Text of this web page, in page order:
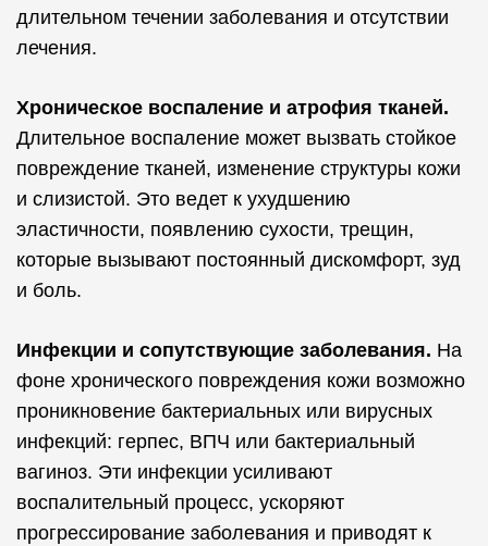
длительном течении заболевания и отсутствии
лечения.
Хроническое воспаление и атрофия тканей.
Длительное воспаление может вызвать стойкое
повреждение тканей, изменение структуры кожи
и слизистой. Это ведет к ухудшению
эластичности, появлению сухости, трещин,
которые вызывают постоянный дискомфорт, зуд
и боль.
Инфекции и сопутствующие заболевания. На
фоне хронического повреждения кожи возможно
проникновение бактериальных или вирусных
инфекций: герпес, ВПЧ или бактериальный
вагиноз. Эти инфекции усиливают
воспалительный процесс, ускоряют
прогрессирование заболевания и приводят к